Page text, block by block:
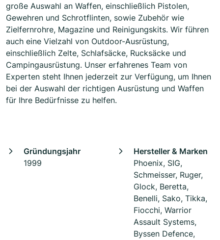
große Auswahl an Waffen, einschließlich Pistolen,
Gewehren und Schrotflinten, sowie Zubehör wie
Zielfernrohre, Magazine und Reinigungskits. Wir führen
auch eine Vielzahl von Outdoor-Ausrüstung,
einschließlich Zelte, Schlafsäcke, Rucksäcke und
Campingausrüstung. Unser erfahrenes Team von
Experten steht Ihnen jederzeit zur Verfügung, um Ihnen
bei der Auswahl der richtigen Ausrüstung und Waffen
für Ihre Bedürfnisse zu helfen.
Gründungsjahr
1999
Hersteller & Marken
Phoenix, SIG,
Schmeisser, Ruger,
Glock, Beretta,
Benelli, Sako, Tikka,
Fiocchi, Warrior
Assault Systems,
Byssen Defence,